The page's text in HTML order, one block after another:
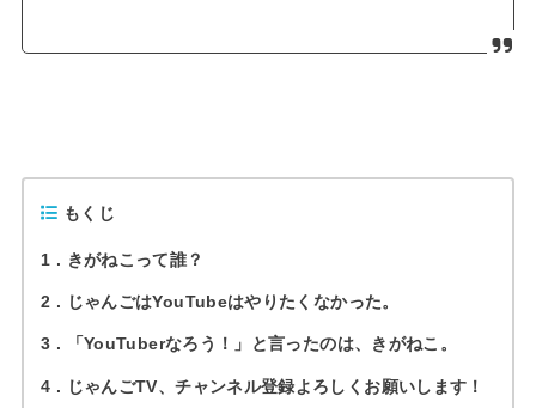
もくじ
1 きがねこって誰？
2 じゃんごはYouTubeはやりたくなかった。
3 「YouTuberなろう！」と言ったのは、きがねこ。
4 じゃんごTV、チャンネル登録よろしくお願いします！